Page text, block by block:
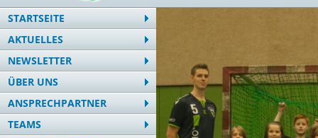
STARTSEITE
AKTUELLES
NEWSLETTER
ÜBER UNS
ANSPRECHPARTNER
TEAMS